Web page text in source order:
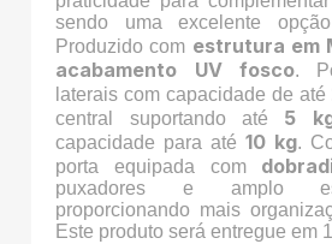
sendo uma excelente
Produzido com estrutura em
acabamento UV fosco.
laterais com capacidade de até
central suportando até 5
capacidade para até 10 kg.
porta equipada com
puxadores e amplo
proporcionando mais
Este produto será entregue em